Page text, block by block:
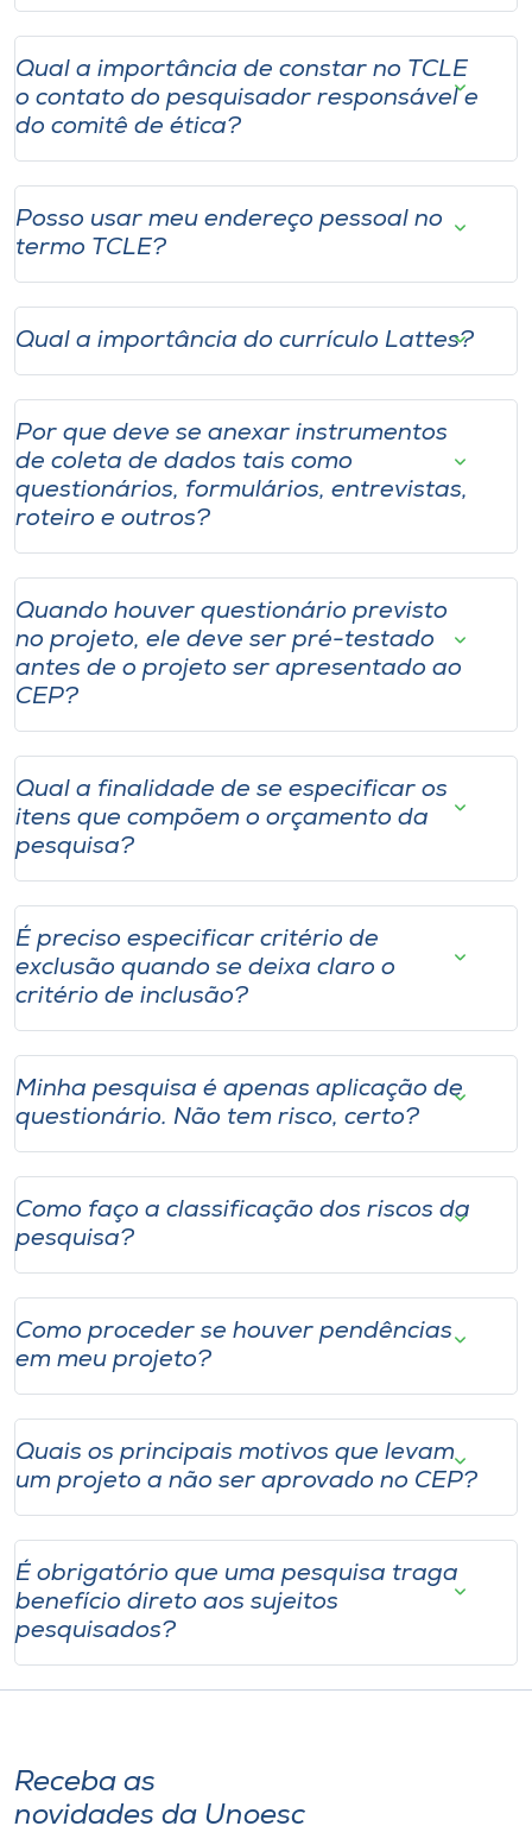
Qual a importância de constar no TCLE
o contato do pesquisador responsável e
do comitê de ética?
Posso usar meu endereço pessoal no
termo TCLE?
Qual a importância do currículo Lattes?
Por que deve se anexar instrumentos
de coleta de dados tais como
questionários, formulários, entrevistas,
roteiro e outros?
Quando houver questionário previsto
no projeto, ele deve ser pré-testado
antes de o projeto ser apresentado ao
CEP?
Qual a finalidade de se especificar os
itens que compõem o orçamento da
pesquisa?
É preciso especificar critério de
exclusão quando se deixa claro o
critério de inclusão?
Minha pesquisa é apenas aplicação de
questionário. Não tem risco, certo?
Como faço a classificação dos riscos da
pesquisa?
Como proceder se houver pendências
em meu projeto?
Quais os principais motivos que levam
um projeto a não ser aprovado no CEP?
É obrigatório que uma pesquisa traga
benefício direto aos sujeitos
pesquisados?
Receba as
novidades da Unoesc